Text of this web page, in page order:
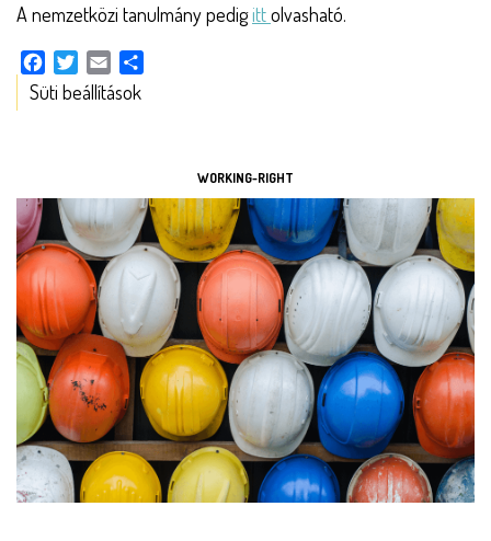
A nemzetközi tanulmány pedigittolvasható.
Facebook
TwitterEmail
ESZKÖZÖK
Süti beállítások
WORKING-RIGHT